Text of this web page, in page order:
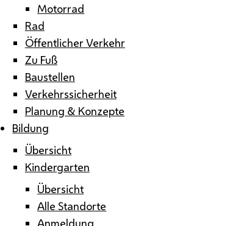
Motorrad
Rad
Öffentlicher Verkehr
Zu Fuß
Baustellen
Verkehrssicherheit
Planung & Konzepte
Bildung
Übersicht
Kindergarten
Übersicht
Alle Standorte
Anmeldung